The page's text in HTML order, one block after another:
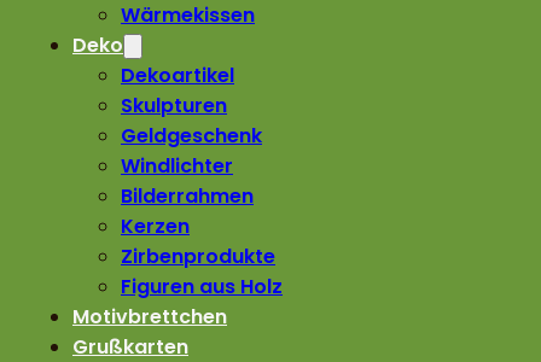
Wärmekissen
Deko
Dekoartikel
Skulpturen
Geldgeschenk
Windlichter
Bilderrahmen
Kerzen
Zirbenprodukte
Figuren aus Holz
Motivbrettchen
Grußkarten